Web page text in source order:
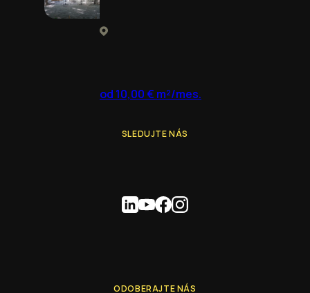
od 10,00 € m²/mes.
SLEDUJTE NÁS
ODOBERAJTE NÁS